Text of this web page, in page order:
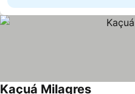
Kaçuá Milagres